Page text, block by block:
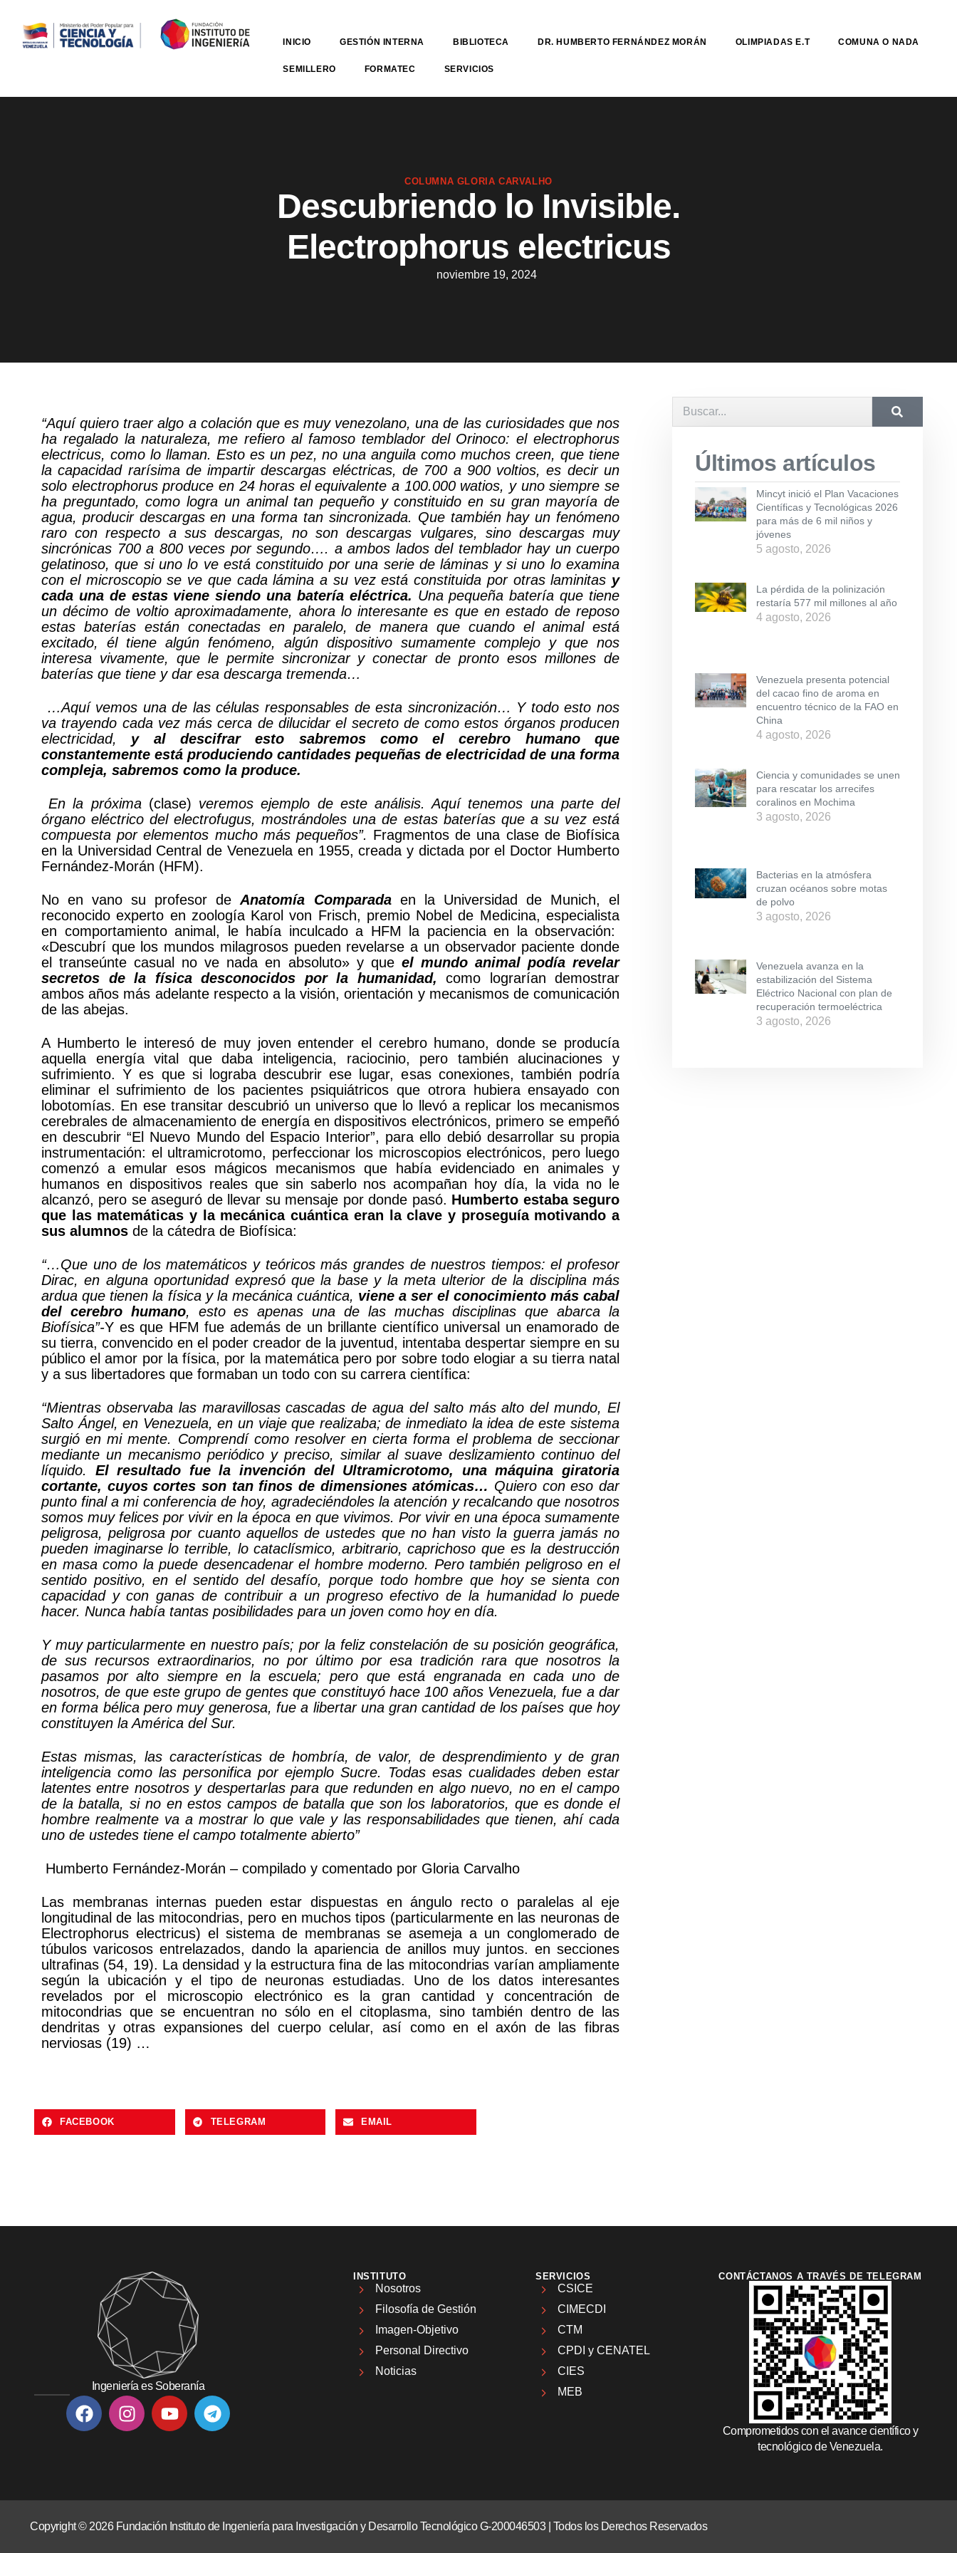
INICIO GESTIÓN INTERNA BIBLIOTECA DR. HUMBERTO FERNÁNDEZ MORÁN OLIMPIADAS E.T COMUNA O NADA
SEMILLERO FORMATEC SERVICIOS
COLUMNA GLORIA CARVALHO
Descubriendo lo Invisible.
Electrophorus electricus
noviembre 19, 2024
“Aquí quiero traer algo a colación que es muy venezolano, una de las curiosidades que nos
ha regalado la naturaleza, me refiero al famoso temblador del Orinoco: el electrophorus
electricus, como lo llaman. Esto es un pez, no una anguila como muchos creen, que tiene
la capacidad rarísima de impartir descargas eléctricas, de 700 a 900 voltios, es decir un
solo electrophorus produce en 24 horas el equivalente a 100.000 watios, y uno siempre se
ha preguntado, como logra un animal tan pequeño y constituido en su gran mayoría de
agua, producir descargas en una forma tan sincronizada. Que también hay un fenómeno
raro con respecto a sus descargas, no son descargas vulgares, sino descargas muy
sincrónicas 700 a 800 veces por segundo…. a ambos lados del temblador hay un cuerpo
gelatinoso, que si uno lo ve está constituido por una serie de láminas y si uno lo examina
con el microscopio se ve que cada lámina a su vez está constituida por otras laminitas y
cada una de estas viene siendo una batería eléctrica. Una pequeña batería que tiene
un décimo de voltio aproximadamente, ahora lo interesante es que en estado de reposo
estas baterías están conectadas en paralelo, de manera que cuando el animal está
excitado, él tiene algún fenómeno, algún dispositivo sumamente complejo y que nos
interesa vivamente, que le permite sincronizar y conectar de pronto esos millones de
baterías que tiene y dar esa descarga tremenda…
…Aquí vemos una de las células responsables de esta sincronización… Y todo esto nos
va trayendo cada vez más cerca de dilucidar el secreto de como estos órganos producen
electricidad, y al descifrar esto sabremos como el cerebro humano que
constantemente está produciendo cantidades pequeñas de electricidad de una forma
compleja, sabremos como la produce.
En la próxima (clase) veremos ejemplo de este análisis. Aquí tenemos una parte del
órgano eléctrico del electrofugus, mostrándoles una de estas baterías que a su vez está
compuesta por elementos mucho más pequeños”. Fragmentos de una clase de Biofísica
en la Universidad Central de Venezuela en 1955, creada y dictada por el Doctor Humberto
Fernández-Morán (HFM).
No en vano su profesor deAnatomía Comparadaen la Universidad de Munich, el
reconocido experto en zoología Karol von Frisch, premio Nobel de Medicina, especialista
en comportamiento animal, le había inculcado a HFM la paciencia en la observación:
«Descubrí que los mundos milagrosos pueden revelarse a un observador paciente donde
el transeúnte casual no ve nada en absoluto» y que el mundo animal podía revelar
secretos de la física desconocidos por la humanidad, como lograrían demostrar
ambos años más adelante respecto a la visión, orientación y mecanismos de comunicación
de las abejas.
A Humberto le interesó de muy joven entender el cerebro humano, donde se producía
aquella energía vital que daba inteligencia, raciocinio, pero también alucinaciones y
sufrimiento. Y es que si lograba descubrir ese lugar, esas conexiones, también podría
eliminar el sufrimiento de los pacientes psiquiátricos que otrora hubiera ensayado con
lobotomías. En ese transitar descubrió un universo que lo llevó a replicar los mecanismos
cerebrales de almacenamiento de energía en dispositivos electrónicos, primero se empeñó
en descubrir “El Nuevo Mundo del Espacio Interior”, para ello debió desarrollar su propia
instrumentación: el ultramicrotomo, perfeccionar los microscopios electrónicos, pero luego
comenzó a emular esos mágicos mecanismos que había evidenciado en animales y
humanos en dispositivos reales que sin saberlo nos acompañan hoy día, la vida no le
alcanzó, pero se aseguró de llevar su mensaje por donde pasó. Humberto estaba seguro
que las matemáticas y la mecánica cuántica eran la clave y proseguía motivando a
sus alumnos de la cátedra de Biofísica:
“…Que uno de los matemáticos y teóricos más grandes de nuestros tiempos: el profesor
Dirac, en alguna oportunidad expresó que la base y la meta ulterior de la disciplina más
ardua que tienen la física y la mecánica cuántica, viene a ser el conocimiento más cabal
del cerebro humano, esto es apenas una de las muchas disciplinas que abarca la
Biofísica”-Y es que HFM fue además de un brillante científico universal un enamorado de
su tierra, convencido en el poder creador de la juventud, intentaba despertar siempre en su
público el amor por la física, por la matemática pero por sobre todo elogiar a su tierra natal
y a sus libertadores que formaban un todo con su carrera científica:
“Mientras observaba las maravillosas cascadas de agua del salto más alto del mundo, El
Salto Ángel, en Venezuela, en un viaje que realizaba; de inmediato la idea de este sistema
surgió en mi mente. Comprendí como resolver en cierta forma el problema de seccionar
mediante un mecanismo periódico y preciso, similar al suave deslizamiento continuo del
líquido. El resultado fue la invención del Ultramicrotomo, una máquina giratoria
cortante, cuyos cortes son tan finos de dimensiones atómicas… Quiero con eso dar
punto final a mi conferencia de hoy, agradeciéndoles la atención y recalcando que nosotros
somos muy felices por vivir en la época en que vivimos. Por vivir en una época sumamente
peligrosa, peligrosa por cuanto aquellos de ustedes que no han visto la guerra jamás no
pueden imaginarse lo terrible, lo cataclísmico, arbitrario, caprichoso que es la destrucción
en masa como la puede desencadenar el hombre moderno. Pero también peligroso en el
sentido positivo, en el sentido del desafío, porque todo hombre que hoy se sienta con
capacidad y con ganas de contribuir a un progreso efectivo de la humanidad lo puede
hacer. Nunca había tantas posibilidades para un joven como hoy en día.
Y muy particularmente en nuestro país; por la feliz constelación de su posición geográfica,
de sus recursos extraordinarios, no por último por esa tradición rara que nosotros la
pasamos por alto siempre en la escuela; pero que está engranada en cada uno de
nosotros, de que este grupo de gentes que constituyó hace 100 años Venezuela, fue a dar
en forma bélica pero muy generosa, fue a libertar una gran cantidad de los países que hoy
constituyen la América del Sur.
Estas mismas, las características de hombría, de valor, de desprendimiento y de gran
inteligencia como las personifica por ejemplo Sucre. Todas esas cualidades deben estar
latentes entre nosotros y despertarlas para que redunden en algo nuevo, no en el campo
de la batalla, si no en estos campos de batalla que son los laboratorios, que es donde el
hombre realmente va a mostrar lo que vale y las responsabilidades que tienen, ahí cada
uno de ustedes tiene el campo totalmente abierto”
Humberto Fernández-Morán – compilado y comentado por Gloria Carvalho
Las membranas internas pueden estar dispuestas en ángulo recto o paralelas al eje
longitudinal de las mitocondrias, pero en muchos tipos (particularmente en las neuronas de
Electrophorus electricus) el sistema de membranas se asemeja a un conglomerado de
túbulos varicosos entrelazados, dando la apariencia de anillos muy juntos. en secciones
ultrafinas (54, 19). La densidad y la estructura fina de las mitocondrias varían ampliamente
según la ubicación y el tipo de neuronas estudiadas. Uno de los datos interesantes
revelados por el microscopio electrónico es la gran cantidad y concentración de
mitocondrias que se encuentran no sólo en el citoplasma, sino también dentro de las
dendritas y otras expansiones del cuerpo celular, así como en el axón de las fibras
nerviosas (19) …
FACEBOOK TELEGRAM EMAIL
Últimos artículos
Mincyt inició el Plan Vacaciones
Científicas y Tecnológicas 2026
para más de 6 mil niños y
jóvenes
5 agosto, 2026
La pérdida de la polinización
restaría 577 mil millones al año
4 agosto, 2026
Venezuela presenta potencial
del cacao fino de aroma en
encuentro técnico de la FAO en
China
4 agosto, 2026
Ciencia y comunidades se unen
para rescatar los arrecifes
coralinos en Mochima
3 agosto, 2026
Bacterias en la atmósfera
cruzan océanos sobre motas
de polvo
3 agosto, 2026
Venezuela avanza en la
estabilización del Sistema
Eléctrico Nacional con plan de
recuperación termoeléctrica
3 agosto, 2026
Ingeniería es Soberanía
INSTITUTO
Nosotros
Filosofía de Gestión
Imagen-Objetivo
Personal Directivo
Noticias
SERVICIOS
CSICE
CIMECDI
CTM
CPDI y CENATEL
CIES
MEB
CONTÁCTANOS A TRAVÉS DE TELEGRAM
Comprometidos con el avance científico y
tecnológico de Venezuela.
Copyright © 2026 Fundación Instituto de Ingeniería para Investigación y Desarrollo Tecnológico G-200046503 | Todos los Derechos Reservados